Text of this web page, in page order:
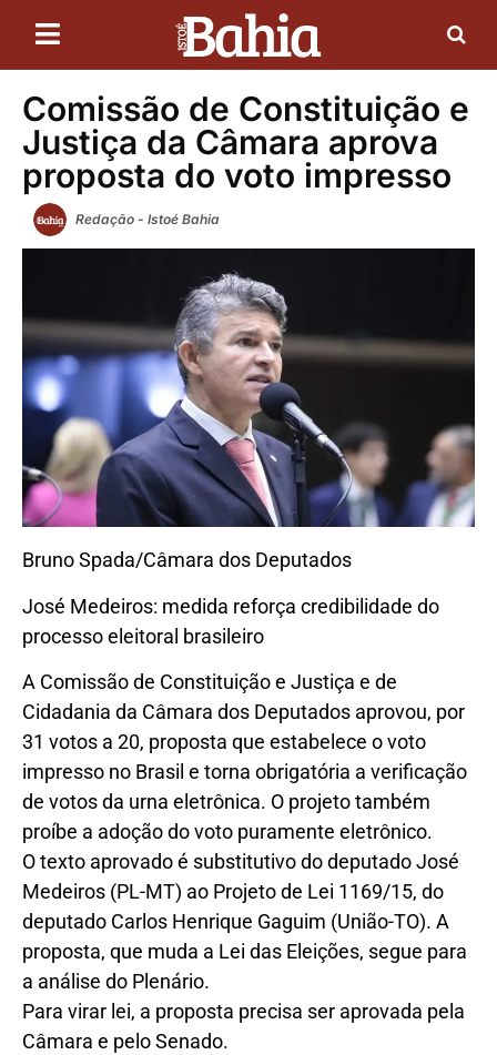
Comissão de Constituição e
Justiça da Câmara aprova
proposta do voto impresso
Redação - Istoé Bahia
Bruno Spada/Câmara dos Deputados
José Medeiros: medida reforça credibilidade do
processo eleitoral brasileiro
A Comissão de Constituição e Justiça e de
Cidadania da Câmara dos Deputados aprovou, por
31 votos a 20, proposta que estabelece o voto
impresso no Brasil e torna obrigatória a verificação
de votos da urna eletrônica. O projeto também
proíbe a adoção do voto puramente eletrônico.
O texto aprovado é substitutivo do deputado José
Medeiros (PL-MT) ao Projeto de Lei 1169/15, do
deputado Carlos Henrique Gaguim (União-TO). A
proposta, que muda a Lei das Eleições, segue para
a análise do Plenário.
Para virar lei, a proposta precisa ser aprovada pela
Câmara e pelo Senado.